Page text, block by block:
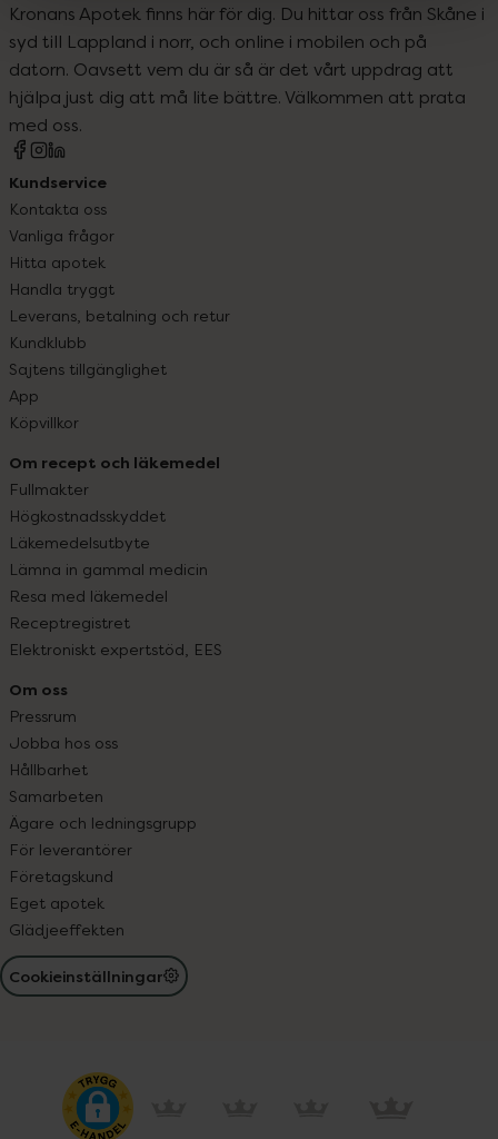
Kronans Apotek finns här för dig. Du hittar oss från Skåne i
syd till Lappland i norr, och online i mobilen och på
datorn. Oavsett vem du är så är det vårt uppdrag att
hjälpa just dig att må lite bättre. Välkommen att prata
med oss.
Kundservice
Kontakta oss
Vanliga frågor
Hitta apotek
Handla tryggt
Leverans, betalning och retur
Kundklubb
Sajtens tillgänglighet
App
Köpvillkor
Om recept och läkemedel
Fullmakter
Högkostnadsskyddet
Läkemedelsutbyte
Lämna in gammal medicin
Resa med läkemedel
Receptregistret
Elektroniskt expertstöd, EES
Om oss
Pressrum
Jobba hos oss
Hållbarhet
Samarbeten
Ägare och ledningsgrupp
För leverantörer
Företagskund
Eget apotek
Glädjeeffekten
Cookieinställningar